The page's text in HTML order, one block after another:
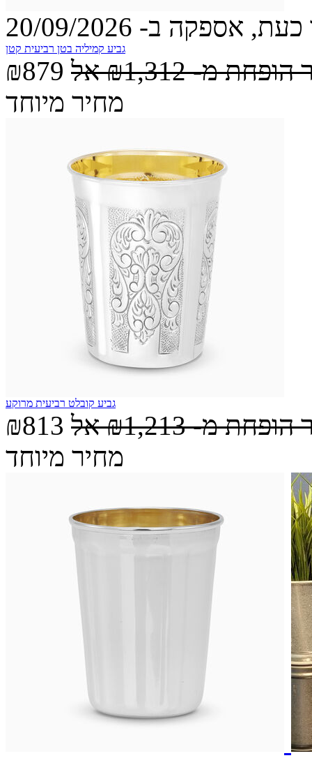
אספקה ב- 20/09/2026
גביע קמיליה בטן רביעית קטן
₪879 הופחת מ-₪1,312 אל
מחיר מיוחד
גביע קובלט רביעית מרוקע
₪813 הופחת מ-₪1,213 אל
מחיר מיוחד